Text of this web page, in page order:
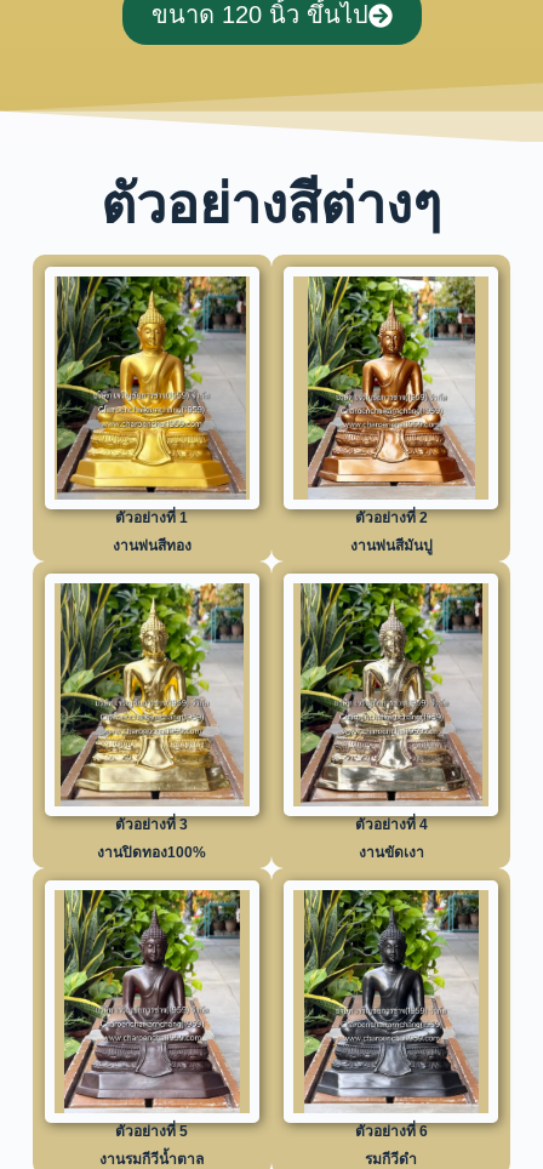
ขนาด 120 นิ้ว ขึ้นไป
ตัวอย่างสีต่างๆ
ตัวอย่างที่ 1
งานพ่นสีทอง
ตัวอย่างที่ 2
งานพ่นสีมันปู
ตัวอย่างที่ 3
งานปิดทอง100%
ตัวอย่างที่ 4
งานขัดเงา
ตัวอย่างที่ 5
งานรมกีวีน้ำตาล
ตัวอย่างที่ 6
รมกีวีดำ